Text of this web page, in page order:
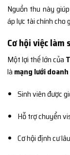
Nguồn thu này
áp lực tài chính cho
Cơ hội việc
Một lợi thế lớn của
là mạng lưới
Sinh viên được
Hỗ trợ chuyển
Cơ hội định cư